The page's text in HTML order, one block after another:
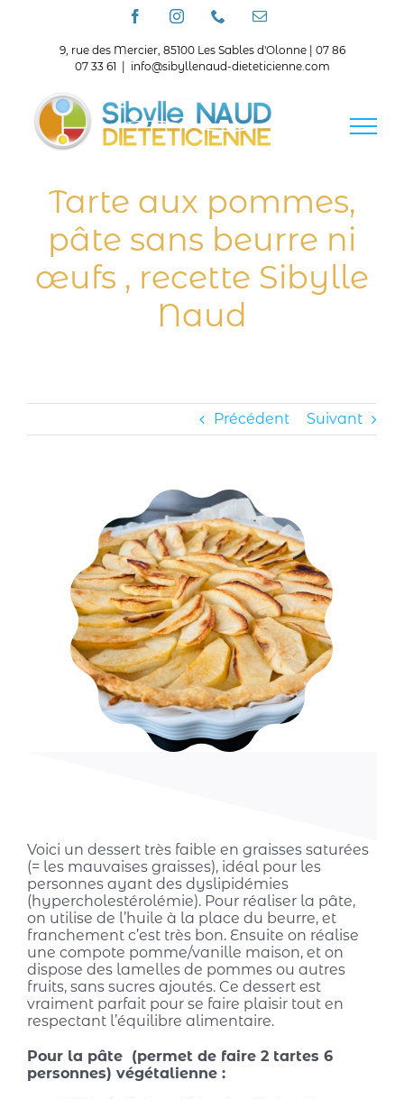
FacebookInstagramTéléphoneEmail
9, rue des Mercier, 85100 Les Sables d'Olonne | 07 86
07 33 61
info@sibyllenaud-dieteticienne.com
Tarte aux pommes,
pâte sans beurre ni
œufs , recette Sibylle
Naud
Précédent Suivant
Voici un dessert très faible en graisses saturées
(= les mauvaises graisses), idéal pour les
personnes ayant des dyslipidémies
(hypercholestérolémie). Pour réaliser la pâte,
on utilise de l’huile à la place du beurre, et
franchement c’est très bon. Ensuite on réalise
une compote pomme/vanille maison, et on
dispose des lamelles de pommes ou autres
fruits, sans sucres ajoutés. Ce dessert est
vraiment parfait pour se faire plaisir tout en
respectant l’équilibre alimentaire.
Pour la pâte (permet de faire 2 tartes 6
personnes) végétalienne :